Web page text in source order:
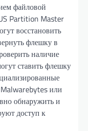
файловой
Partition Master
восстановить
флешку в
наличие
ставить флешку
или
обнаружить и
доступ к